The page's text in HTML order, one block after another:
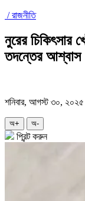
/রাজনীতি
নুরের চিকিৎসার
তদন্তের আশ্বাস
শনিবার, আগস্ট ৩০, ২০২৫
অ+ অ-
প্রিন্ট করুন